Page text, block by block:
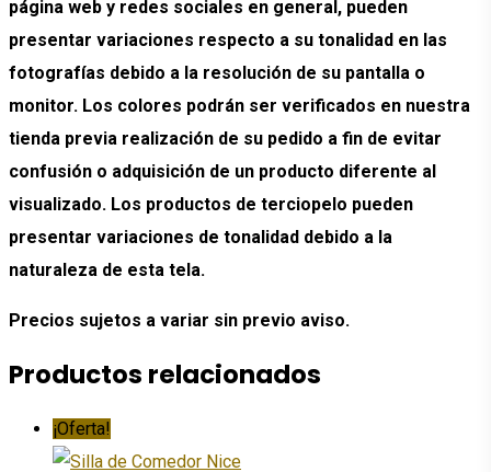
página web y redes sociales en general, pueden
presentar variaciones respecto a su tonalidad en las
fotografías debido a la resolución de su pantalla o
monitor. Los colores podrán ser verificados en nuestra
tienda previa realización de su pedido a fin de evitar
confusión o adquisición de un producto diferente al
visualizado. Los productos de terciopelo pueden
presentar variaciones de tonalidad debido a la
naturaleza de esta tela.
Precios sujetos a variar sin previo aviso.
Productos relacionados
¡Oferta!